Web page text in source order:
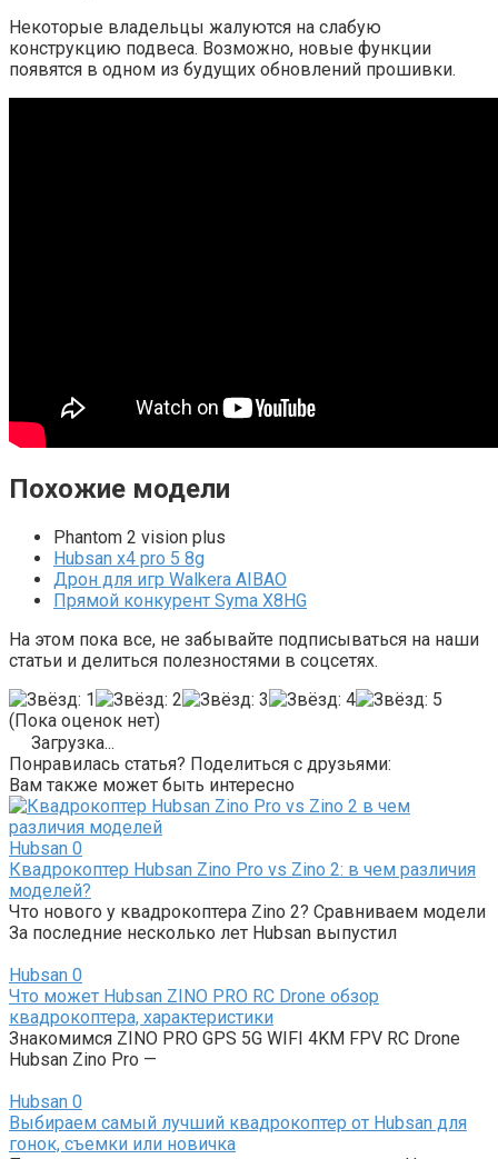
Некоторые владельцы жалуются на слабую
конструкцию подвеса. Возможно, новые функции
появятся в одном из будущих обновлений прошивки.
Похожие модели
Phantom 2 vision plus
Hubsan x4 pro 5 8g
Дрон для игр Walkera AIBAO
Прямой конкурент Syma X8HG
На этом пока все, не забывайте подписываться на наши
статьи и делиться полезностями в соцсетях.
(Пока оценок нет)
Загрузка...
Понравилась статья? Поделиться с друзьями:
Вам также может быть интересно
Hubsan 0
Квадрокоптер Hubsan Zino Pro vs Zino 2: в чем различия
моделей?
Что нового у квадрокоптера Zino 2? Сравниваем модели
За последние несколько лет Hubsan выпустил
Hubsan 0
Что может Hubsan ZINO PRO RC Drone обзор
квадрокоптера, характеристики
Знакомимся ZINO PRO GPS 5G WIFI 4KM FPV RC Drone
Hubsan Zino Pro —
Hubsan 0
Выбираем самый лучший квадрокоптер от Hubsan для
гонок, съемки или новичка